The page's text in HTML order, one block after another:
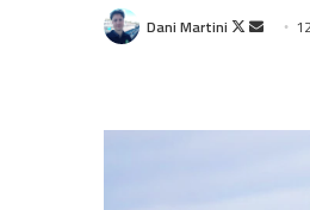
Dani Martini
Follow
Send